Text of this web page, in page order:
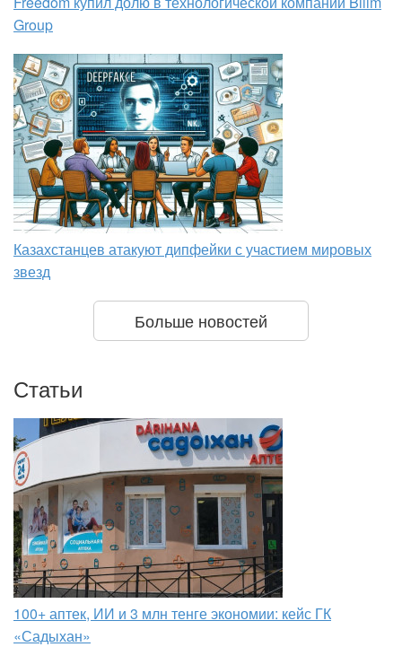
Group
Казахстанцев атакуют дипфейки с участием мировых
звезд
Больше новостей
Статьи
100+ аптек, ИИ и 3 млн тенге экономии: кейс ГК
«Садыхан»